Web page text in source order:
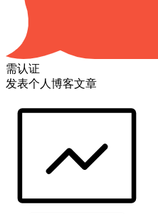
需认证
发表个人博客文章